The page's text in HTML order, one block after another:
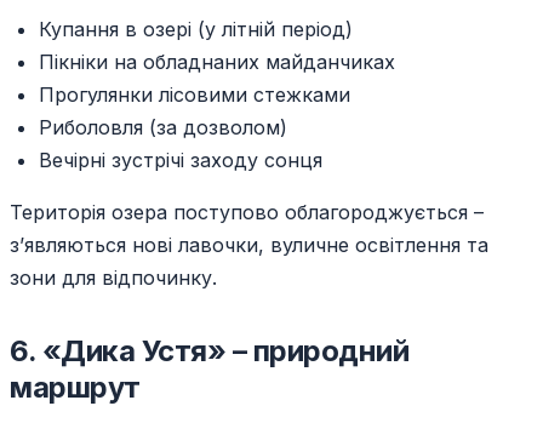
Купання в озері (у літній період)
Пікніки на обладнаних майданчиках
Прогулянки лісовими стежками
Риболовля (за дозволом)
Вечірні зустрічі заходу сонця
Територія озера поступово облагороджується –
з’являються нові лавочки, вуличне освітлення та
зони для відпочинку.
6. «Дика Устя» – природний
маршрут